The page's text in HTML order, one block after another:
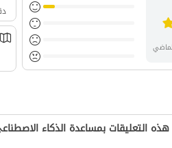
التعليقات بمساعدة الذكاء